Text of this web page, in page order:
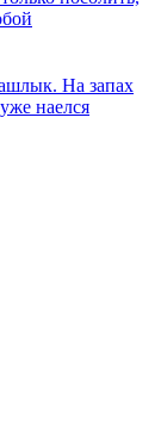
На запах
наелся